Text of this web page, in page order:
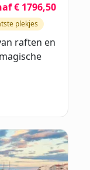
€ 1796,50
plekjes
raften en